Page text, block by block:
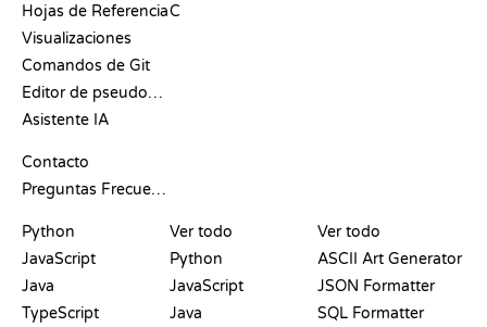
Hojas de Referencia
Visualizaciones
Comandos de Git
Editor de pseudocódigo
Asistente IA
Contacto
Preguntas Frecuentes
C
Python
JavaScript
Java
TypeScript
Ver todo
Python
JavaScript
Java
Ver todo
ASCII Art Generator
JSON Formatter
SQL Formatter